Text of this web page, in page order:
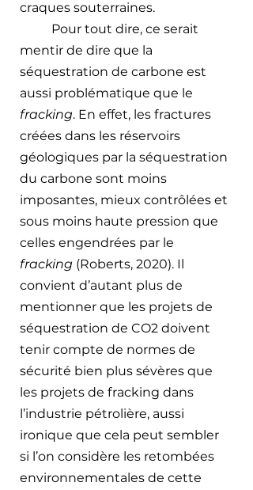
craques souterraines.
Pour tout dire, ce serait
mentir de dire que la
séquestration de carbone est
aussi problématique que le
fracking. En effet, les fractures
créées dans les réservoirs
géologiques par la séquestration
du carbone sont moins
imposantes, mieux contrôlées et
sous moins haute pression que
celles engendrées par le
fracking (Roberts, 2020). Il
convient d’autant plus de
mentionner que les projets de
séquestration de CO2 doivent
tenir compte de normes de
sécurité bien plus sévères que
les projets de fracking dans
l’industrie pétrolière, aussi
ironique que cela peut sembler
si l’on considère les retombées
environnementales de cette